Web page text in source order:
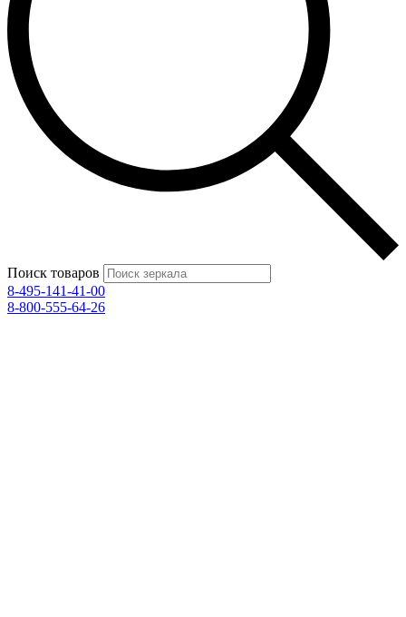
Поиск товаров
8-495-141-41-00
8-800-555-64-26